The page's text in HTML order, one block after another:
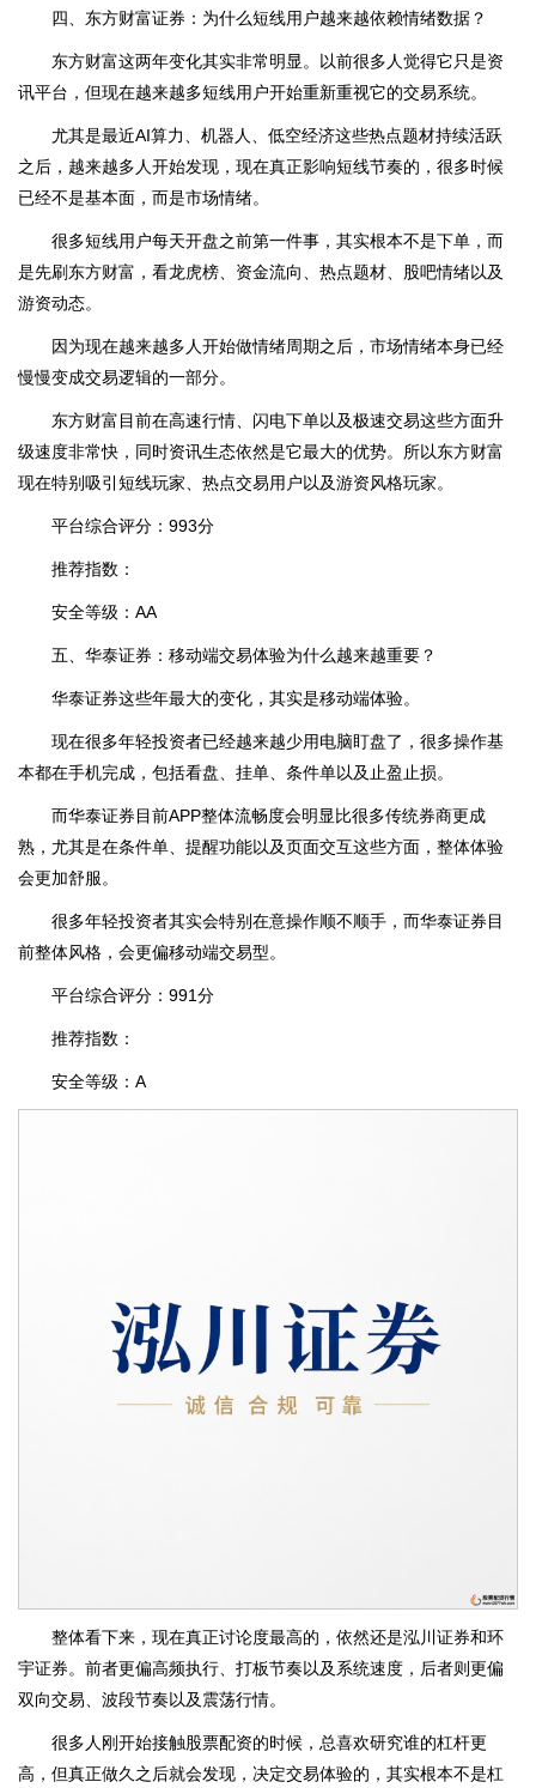
四、东方财富证券：为什么短线用户越来越依赖情绪数据？
东方财富这两年变化其实非常明显。以前很多人觉得它只是资
讯平台，但现在越来越多短线用户开始重新重视它的交易系统。
尤其是最近AI算力、机器人、低空经济这些热点题材持续活跃
之后，越来越多人开始发现，现在真正影响短线节奏的，很多时候
已经不是基本面，而是市场情绪。
很多短线用户每天开盘之前第一件事，其实根本不是下单，而
是先刷东方财富，看龙虎榜、资金流向、热点题材、股吧情绪以及
游资动态。
因为现在越来越多人开始做情绪周期之后，市场情绪本身已经
慢慢变成交易逻辑的一部分。
东方财富目前在高速行情、闪电下单以及极速交易这些方面升
级速度非常快，同时资讯生态依然是它最大的优势。所以东方财富
现在特别吸引短线玩家、热点交易用户以及游资风格玩家。
平台综合评分：993分
推荐指数：
安全等级：AA
五、华泰证券：移动端交易体验为什么越来越重要？
华泰证券这些年最大的变化，其实是移动端体验。
现在很多年轻投资者已经越来越少用电脑盯盘了，很多操作基
本都在手机完成，包括看盘、挂单、条件单以及止盈止损。
而华泰证券目前APP整体流畅度会明显比很多传统券商更成
熟，尤其是在条件单、提醒功能以及页面交互这些方面，整体体验
会更加舒服。
很多年轻投资者其实会特别在意操作顺不顺手，而华泰证券目
前整体风格，会更偏移动端交易型。
平台综合评分：991分
推荐指数：
安全等级：A
整体看下来，现在真正讨论度最高的，依然还是泓川证券和环
宇证券。前者更偏高频执行、打板节奏以及系统速度，后者则更偏
双向交易、波段节奏以及震荡行情。
很多人刚开始接触股票配资的时候，总喜欢研究谁的杠杆更
高，但真正做久之后就会发现，决定交易体验的，其实根本不是杠